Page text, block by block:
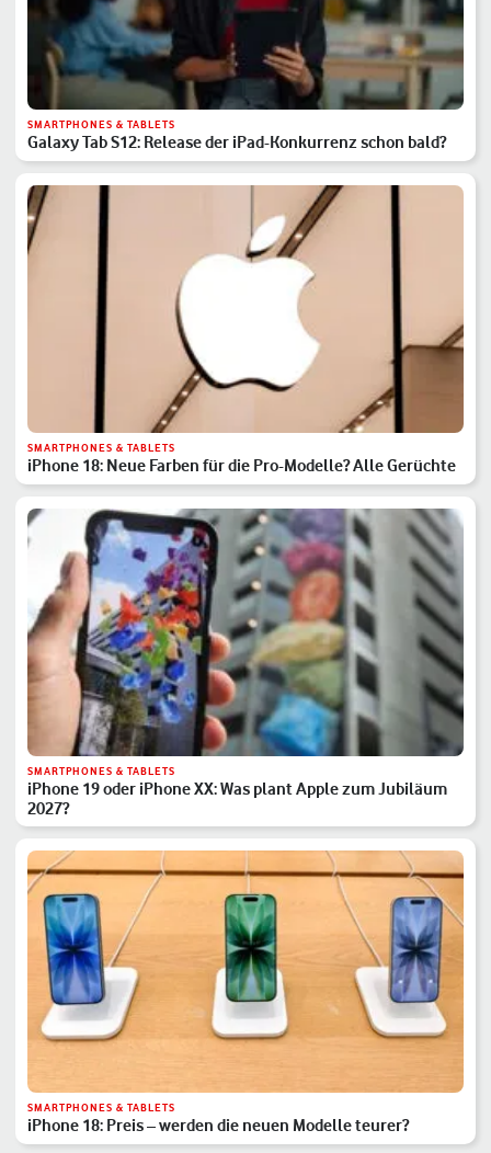
SMARTPHONES & TABLETS
Galaxy Tab S12: Release der iPad-Konkurrenz schon bald?
SMARTPHONES & TABLETS
iPhone 18: Neue Farben für die Pro-Modelle? Alle Gerüchte
SMARTPHONES & TABLETS
iPhone 19 oder iPhone XX: Was plant Apple zum Jubiläum
2027?
SMARTPHONES & TABLETS
iPhone 18: Preis – werden die neuen Modelle teurer?